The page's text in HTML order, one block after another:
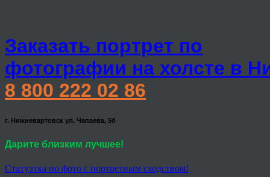
Заказать портрет по
фотографии на холсте в
8 800 222 02 86
г. Нижневартовск ул. Чапаева, 5б
Дарите близким лучшее!
Статуэтка по фото с портретным сходством!